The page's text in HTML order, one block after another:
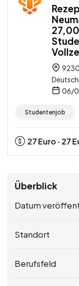
06/
Studentenjob
27Euro - 27
Überblick
Datum
Standort
Berufsfeld